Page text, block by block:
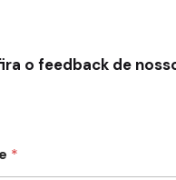
o feedback de
*